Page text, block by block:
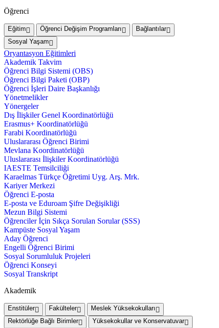
Öğrenci
Eğitim Öğrenci Değişim Programları
Bağlantılar
Sosyal Yaşam
Oryantasyon Eğitimleri
Akademik Takvim
Öğrenci Bilgi Sistemi (OBS)
Öğrenci Bilgi Paketi (OBP)
Öğrenci İşleri Daire Başkanlığı
Yönetmelikler
Yönergeler
Dış İlişkiler Genel Koordinatörlüğü
Erasmus+ Koordinatörlüğü
Farabi Koordinatörlüğü
Uluslararası Öğrenci Birimi
Mevlana Koordinatörlüğü
Uluslararası İlişkiler Koordinatörlüğü
IAESTE Temsilciliği
Karaelmas Türkçe Öğretimi Uyg. Arş. Mrk.
Kariyer Merkezi
Öğrenci E-posta
E-posta ve Eduroam Şifre Değişikliği
Mezun Bilgi Sistemi
Öğrenciler İçin Sıkça Sorulan Sorular (SSS)
Kampüste Sosyal Yaşam
Aday Öğrenci
Engelli Öğrenci Birimi
Sosyal Sorumluluk Projeleri
Öğrenci Konseyi
Sosyal Transkript
Akademik
Enstitüler Fakülteler
Meslek Yüksekokulları
Rektörlüğe Bağlı Birimler
Yüksekokullar ve Konservatuvar